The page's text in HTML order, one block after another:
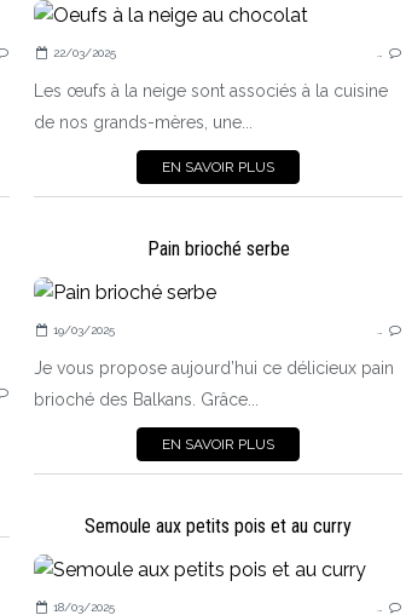
POISSON, COQUILLAGES, CRUSTACÉS
22/03/2025
Les œufs à la neige sont associés à la cuisine
de nos grands-mères, une...
EN SAVOIR PLUS
Pain brioché serbe
19/03/2025
Je vous propose aujourd’hui ce délicieux pain
brioché des Balkans. Grâce...
EN SAVOIR PLUS
Semoule aux petits pois et au curry
18/03/2025